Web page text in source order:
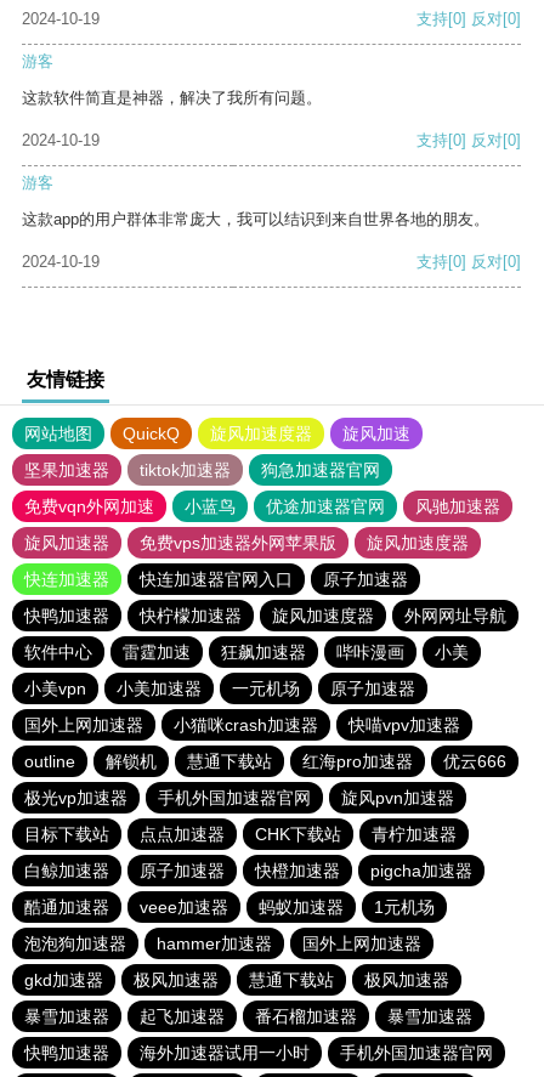
2024-10-19
支持[0] 反对[0]
游客
这款软件简直是神器，解决了我所有问题。
2024-10-19 支持[0] 反对[0]
游客
这款app的用户群体非常庞大，我可以结识到来自世界各地的朋友。
2024-10-19 支持[0] 反对[0]
友情链接
网站地图 QuickQ 旋风加速度器
旋风加速
坚果加速器
tiktok加速器
狗急加速器官网
免费vqn外网加速
小蓝鸟 优途加速器官网
风驰加速器
旋风加速器
免费vps加速器外网苹果版
旋风加速度器
快连加速器
快连加速器官网入口
原子加速器
快鸭加速器
快柠檬加速器 旋风加速度器
外网网址导航
软件中心
雷霆加速 狂飙加速器 哔咔漫画
小美
小美vpn
小美加速器 一元机场
原子加速器
国外上网加速器
小猫咪crash加速器
快喵vpv加速器
outline
解锁机 慧通下载站 红海pro加速器
优云666
极光vp加速器
手机外国加速器官网
旋风pvn加速器
目标下载站
点点加速器 CHK下载站
青柠加速器
白鲸加速器
原子加速器 快橙加速器
pigcha加速器
酷通加速器
veee加速器 蚂蚁加速器
1元机场
泡泡狗加速器
hammer加速器
国外上网加速器
gkd加速器
极风加速器 慧通下载站
极风加速器
暴雪加速器
起飞加速器 番石榴加速器
暴雪加速器
快鸭加速器
海外加速器试用一小时 手机外国加速器官网